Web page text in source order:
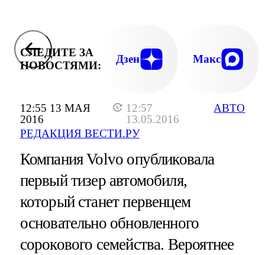
12:55 13 МАЯ
2016
12:57
13.05.2016
РЕДАКЦИЯ ВЕСТИ.РУ
АВТО
СЛЕДИТЕ ЗА
НОВОСТЯМИ:
Дзен Макс
Компания Volvo опубликовала
первый тизер автомобиля,
который станет первенцем
основательно обновленного
сорокового семейства. Вероятнее